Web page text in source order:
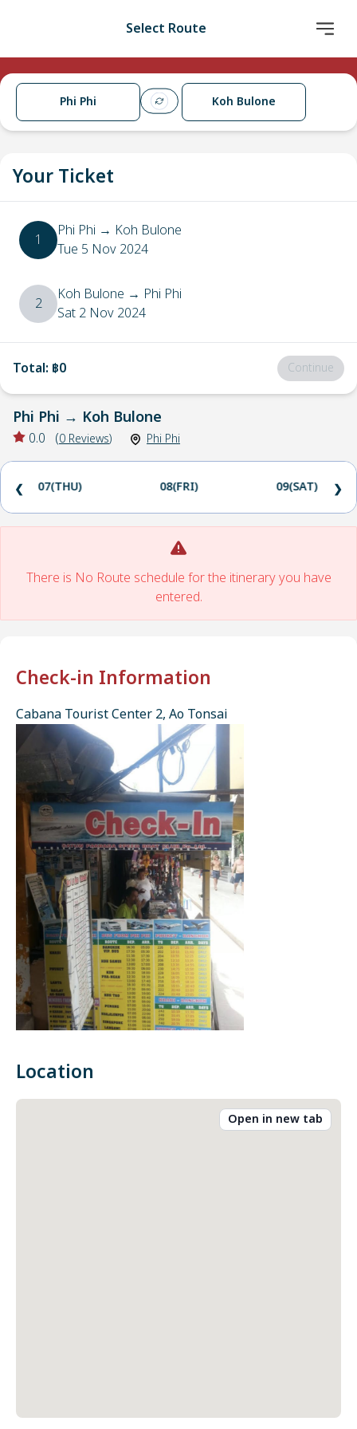
Select Route
Phi Phi Koh Bulone
Your Ticket
1 Phi Phi → Koh Bulone
Tue 5 Nov 2024
2 Koh Bulone → Phi Phi
Sat 2 Nov 2024
Total: ฿0 Continue
Phi Phi → Koh Bulone
0.0 (0 Reviews) Phi Phi
07(THU) 08(FRI) 09(SAT)
❮ ❯
There is No Route schedule for the itinerary you have
entered.
Check-in Information
Cabana Tourist Center 2, Ao Tonsai
Location
Open in new tab